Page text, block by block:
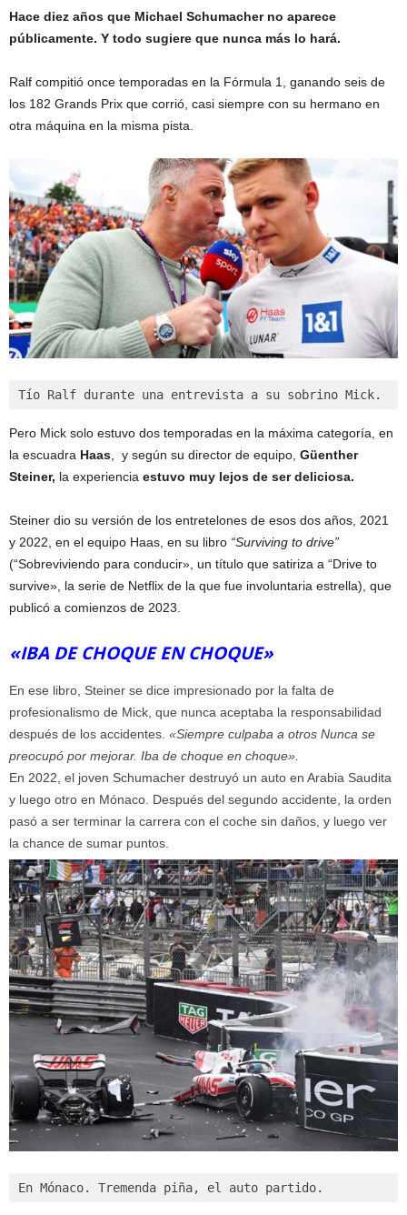
Hace diez años que Michael Schumacher no aparece
públicamente. Y todo sugiere que nunca más lo hará.
Ralf compitió once temporadas en la Fórmula 1, ganando seis de
los 182 Grands Prix que corrió, casi siempre con su hermano en
otra máquina en la misma pista.
Tío Ralf durante una entrevista a su sobrino Mick.
Pero Mick solo estuvo dos temporadas en la máxima categoría, en
la escuadra Haas , y según su director de equipo, Güenther
Steiner, la experiencia estuvo muy lejos de ser deliciosa.
Steiner dio su versión de los entretelones de esos dos años, 2021
y 2022, en el equipo Haas, en su libro “Surviving to drive”
(“Sobreviviendo para conducir», un título que satiriza a “Drive to
survive», la serie de Netflix de la que fue involuntaria estrella), que
publicó a comienzos de 2023.
«IBA DE CHOQUE EN CHOQUE»
En ese libro, Steiner se dice impresionado por la falta de
profesionalismo de Mick, que nunca aceptaba la responsabilidad
después de los accidentes. «Siempre culpaba a otros Nunca se
preocupó por mejorar. Iba de choque en choque».
En 2022, el joven Schumacher destruyó un auto en Arabia Saudita
y luego otro en Mónaco. Después del segundo accidente, la orden
pasó a ser terminar la carrera con el coche sin daños, y luego ver
la chance de sumar puntos.
En Mónaco. Tremenda piña, el auto partido.